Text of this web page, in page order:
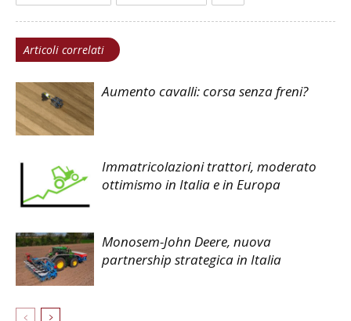
Articoli correlati
Aumento cavalli: corsa senza freni?
Immatricolazioni trattori, moderato
ottimismo in Italia e in Europa
Monosem-John Deere, nuova
partnership strategica in Italia